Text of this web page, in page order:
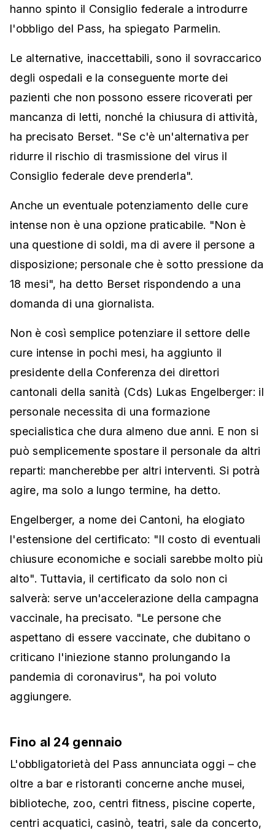
hanno spinto il Consiglio federale a introdurre
l'obbligo del Pass, ha spiegato Parmelin.
Le alternative, inaccettabili, sono il sovraccarico
degli ospedali e la conseguente morte dei
pazienti che non possono essere ricoverati per
mancanza di letti, nonché la chiusura di attività,
ha precisato Berset. "Se c'è un'alternativa per
ridurre il rischio di trasmissione del virus il
Consiglio federale deve prenderla".
Anche un eventuale potenziamento delle cure
intense non è una opzione praticabile. "Non è
una questione di soldi, ma di avere il persone a
disposizione; personale che è sotto pressione da
18 mesi", ha detto Berset rispondendo a una
domanda di una giornalista.
Non è così semplice potenziare il settore delle
cure intense in pochi mesi, ha aggiunto il
presidente della Conferenza dei direttori
cantonali della sanità (Cds) Lukas Engelberger: il
personale necessita di una formazione
specialistica che dura almeno due anni. E non si
può semplicemente spostare il personale da altri
reparti: mancherebbe per altri interventi. Si potrà
agire, ma solo a lungo termine, ha detto.
Engelberger, a nome dei Cantoni, ha elogiato
l'estensione del certificato: "Il costo di eventuali
chiusure economiche e sociali sarebbe molto più
alto". Tuttavia, il certificato da solo non ci
salverà: serve un'accelerazione della campagna
vaccinale, ha precisato. "Le persone che
aspettano di essere vaccinate, che dubitano o
criticano l'iniezione stanno prolungando la
pandemia di coronavirus", ha poi voluto
aggiungere.
Fino al 24 gennaio
L'obbligatorietà del Pass annunciata oggi – che
oltre a bar e ristoranti concerne anche musei,
biblioteche, zoo, centri fitness, piscine coperte,
centri acquatici, casinò, teatri, sale da concerto,